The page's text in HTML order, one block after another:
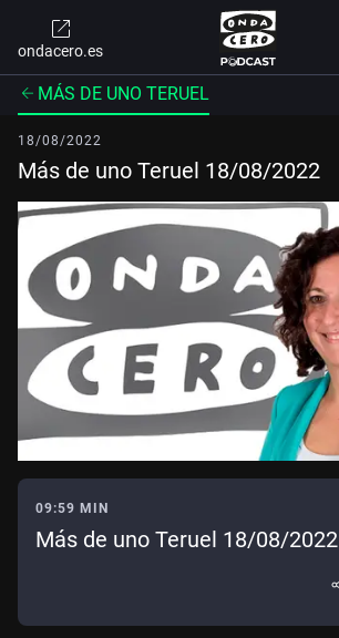
ondacero.es
MÁS DE UNO TERUEL
18/08/2022
Más de uno Teruel 18/08/2022
09:59 MIN
Más de uno Teruel 18/08/2022